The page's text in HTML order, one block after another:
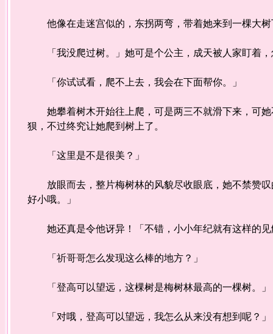
他像在走迷宫似的，东拐两弯，带着她来到一棵大树
「我没爬过树。」她可是个公主，成天被人家盯着，
「你试试看，爬不上去，我会在下面帮你。」
她攀着树木开始往上爬，可是两三不就滑下来，可她
狈，不过终究让她爬到树上了。
「这里是不是很美？」
放眼而去，整片梅树林的风貌尽收眼底，她不禁赞叹
好小哦。」
她还真是令他讶异！「不错，小小年纪就有这样的见
「祈哥哥怎么发现这么棒的地方？」
「登高可以望远，这棵树是梅树林最高的一棵树。」
「对哦，登高可以望远，我怎么从来没有想到呢？」